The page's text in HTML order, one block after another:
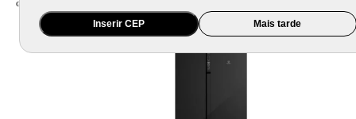
Inserir CEP Mais tarde
Geladeira Electrolux Frost Free Inverter 526L Efficient com AutoSense Side by Side Vidro Preto (ES5GB)